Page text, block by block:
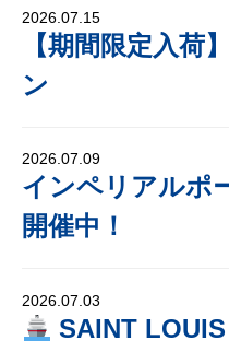
2026.07.15
【期間限定入荷
ン
2026.07.09
インペリアルポ
開催中！
2026.07.03
SAINT